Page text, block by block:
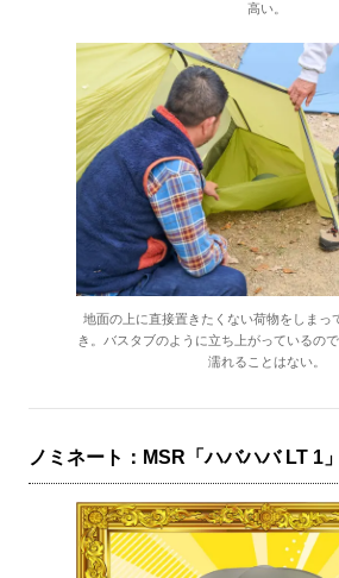
高い。
地面の上に直接置きたくない荷物をしまっ
き。バスタブのように立ち上がっているの
濡れることはない。
ノミネート：MSR「ハバハバ LT 1